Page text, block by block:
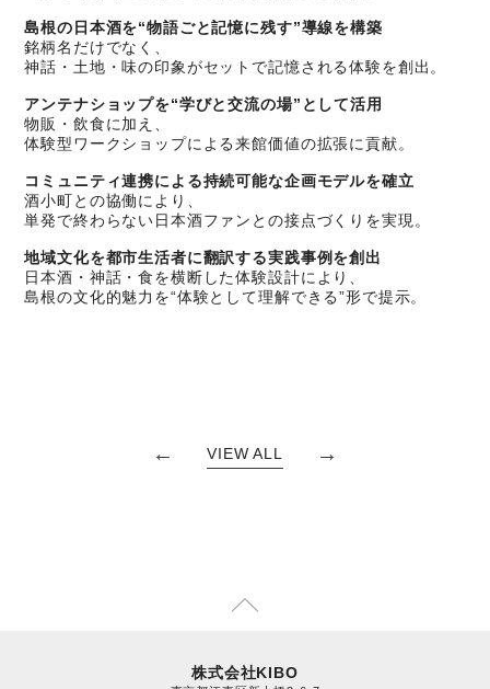
島根の日本酒を“物語ごと記憶に残す”導線を構築
銘柄名だけでなく、
神話・土地・味の印象がセットで記憶される体験を創出。
アンテナショップを“学びと交流の場”として活用
物販・飲食に加え、
体験型ワークショップによる来館価値の拡張に貢献。
コミュニティ連携による持続可能な企画モデルを確立
酒小町との協働により、
単発で終わらない日本酒ファンとの接点づくりを実現。
地域文化を都市生活者に翻訳する実践事例を創出
日本酒・神話・食を横断した体験設計により、
島根の文化的魅力を“体験として理解できる”形で提示。
← VIEW ALL →
株式会社KIBO